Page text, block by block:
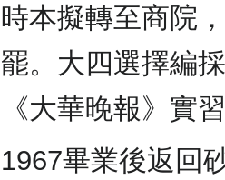
時本擬轉至商院
罷。大四選擇編
《大華晚報》實
1967畢業後返回